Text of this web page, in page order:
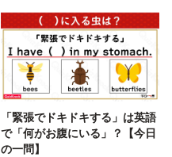
「緊張でドキドキする」は英語
で「何がお腹にいる」？【今日
の一問】